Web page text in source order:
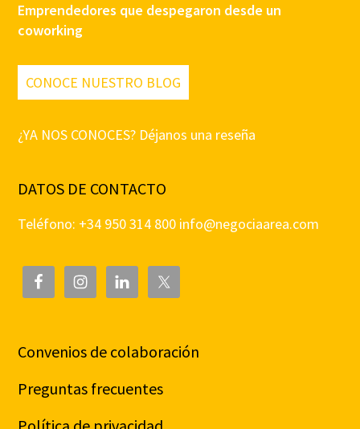
Emprendedores que despegaron desde un
coworking
CONOCE NUESTRO BLOG
¿YA NOS CONOCES? Déjanos una reseña
DATOS DE CONTACTO
Teléfono: +34 950 314 800 info@negociaarea.com
Convenios de colaboración
Preguntas frecuentes